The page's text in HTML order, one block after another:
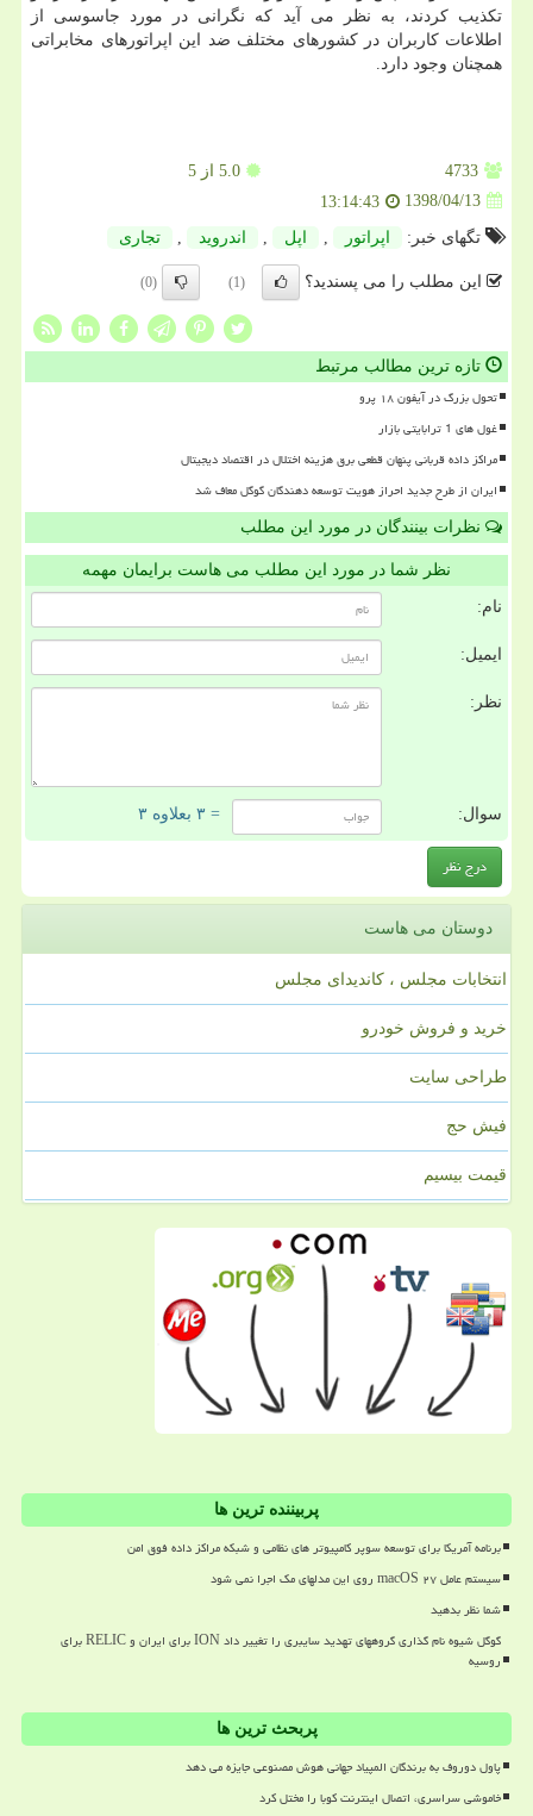
تكذیب كردند، به نظر می آید كه نگرانی در مورد جاسوسی از
اطلاعات كاربران در كشورهای مختلف ضد این اپراتورهای مخابراتی
همچنان وجود دارد.
4733
5.0 از 5
1398/04/13
13:14:43
تگهای خبر:
اپراتور , اپل , اندروید , تجاری
این مطلب را می پسندید؟ (1)
(0)
تازه ترین مطالب مرتبط
تحول بزرگ در آیفون ۱۸ پرو
غول های 1 ترابایتی بازار
مراکز داده قربانی پنهان قطعی برق هزینه اختلال در اقتصاد دیجیتال
ایران از طرح جدید احراز هویت توسعه دهندگان گوگل معاف شد
نظرات بینندگان در مورد این مطلب
نظر شما در مورد این مطلب می هاست برایمان مهمه
نام:
ایمیل:
نظر:
سوال: = ۳ بعلاوه ۳
دوستان می هاست
انتخابات مجلس ، کاندیدای مجلس
خرید و فروش خودرو
طراحی سایت
فیش حج
قیمت بیسیم
پربیننده ترین ها
برنامه آمریکا برای توسعه سوپر کامپیوتر های نظامی و شبکه مراکز داده فوق امن
سیستم عامل macOS ۲۷ روی این مدلهای مک اجرا نمی شود
شما نظر بدهید
گوگل شیوه نام گذاری گروههای تهدید سایبری را تغییر داد ION برای ایران و RELIC برای
روسیه
پربحث ترین ها
پاول دوروف به برندگان المپیاد جهانی هوش مصنوعی جایزه می دهد
خاموشی سراسری، اتصال اینترنت کوبا را مختل کرد